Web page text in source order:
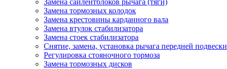
Замена сайлентблоков рычага (тяги)
Замена тормозных колодок
Замена крестовины карданного вала
Замена втулок стабилизатора
Замена стоек стабилизатора
Снятие, замена, установка рычага передней подвески
Регулировка стояночного тормоза
Замена тормозных дисков